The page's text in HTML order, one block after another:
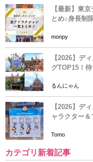
【最新】東
とめ♪身長制
monpy
【2026】デ
グTOP15！
るんにゃん
【2026】デ
ャラクター
Tomo
カテゴリ新着記事